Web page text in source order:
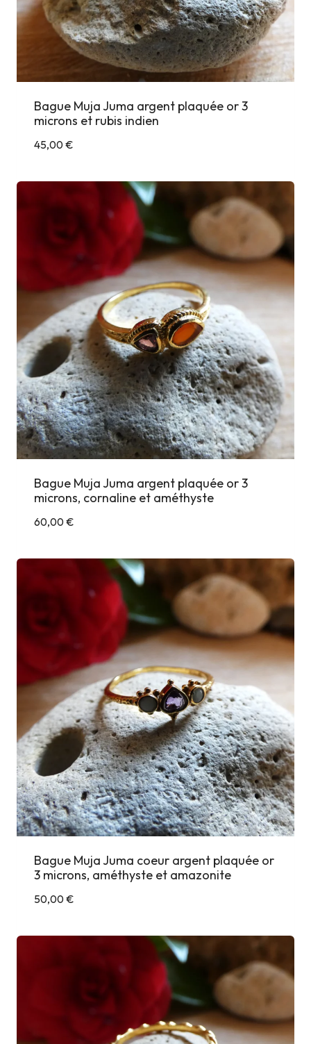
Bague Muja Juma argent plaquée or 3
microns et rubis indien
45,00€
Bague Muja Juma argent plaquée or 3
microns, cornaline et améthyste
60,00€
Bague Muja Juma coeur argent plaquée or
3 microns, améthyste et amazonite
50,00€